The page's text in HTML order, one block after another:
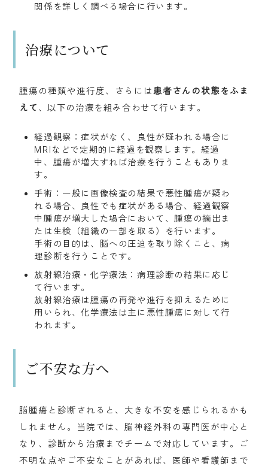
関係を詳しく調べる場合に行います。
治療について
腫瘍の種類や進行度、さらには 患者さんの状態をふま
えて 、以下の治療を組み合わせて行います。
経過観察：症状がなく、良性が疑われる場合に
MRIなどで定期的に経過を観察します。経過
中、腫瘍が増大すれば治療を行うこともありま
す。
手術：一般に画像検査の結果で悪性腫瘍が疑わ
れる場合、良性でも症状がある場合、経過観察
中腫瘍が増大した場合において、腫瘍の摘出ま
たは生検（組織の一部を取る）を行います。
手術の目的は、脳への圧迫を取り除くこと、病
理診断を行うことです。
放射線治療・化学療法：病理診断の結果に応じ
て行います。
放射線治療は腫瘍の再発や進行を抑えるために
用いられ、化学療法は主に悪性腫瘍に対して行
われます。
ご不安な方へ
脳腫瘍と診断されると、大きな不安を感じられるかも
しれません。当院では、脳神経外科の専門医が中心と
なり、診断から治療までチームで対応しています。ご
不明な点やご不安なことがあれば、医師や看護師まで